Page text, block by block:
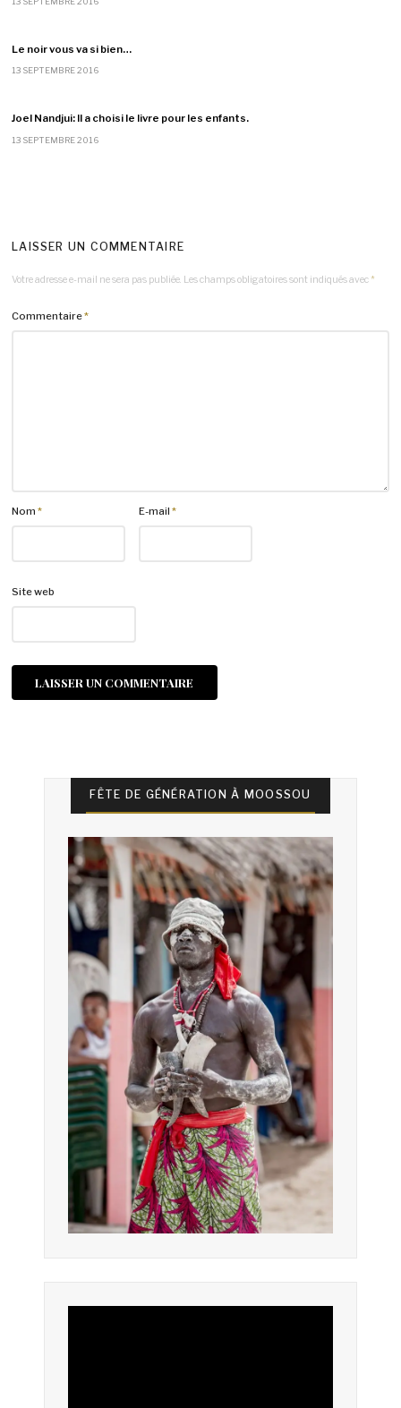
Le noir vous va si bien…
13 SEPTEMBRE 2016
Joel Nandjui: Il a choisi le livre pour les enfants.
13 SEPTEMBRE 2016
LAISSER UN COMMENTAIRE
Votre adresse e-mail ne sera pas publiée. Les champs obligatoires sont indiqués avec *
Commentaire*
Nom* E-mail*
Site web
FÊTE DE GÉNÉRATION À MOOSSOU